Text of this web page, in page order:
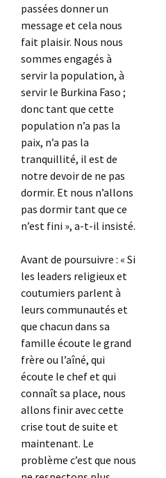
passées donner un
message et cela nous
fait plaisir. Nous nous
sommes engagés à
servir la population, à
servir le Burkina Faso ;
donc tant que cette
population n’a pas la
paix, n’a pas la
tranquillité, il est de
notre devoir de ne pas
dormir. Et nous n’allons
pas dormir tant que ce
n’est fini », a-t-il insisté.
Avant de poursuivre : « Si
les leaders religieux et
coutumiers parlent à
leurs communautés et
que chacun dans sa
famille écoute le grand
frère ou l’aîné, qui
écoute le chef et qui
connaît sa place, nous
allons finir avec cette
crise tout de suite et
maintenant. Le
problème c’est que nous